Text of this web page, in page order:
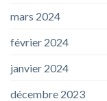
mars 2024
février 2024
janvier 2024
décembre 2023